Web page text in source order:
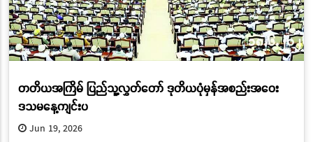
တတိယအကြိမ် ပြည်သူ့လွှတ်တော် ဒုတိယပုံမှန်အစည်းအဝေး
ဒသမနေ့ကျင်းပ
Jun 19, 2026